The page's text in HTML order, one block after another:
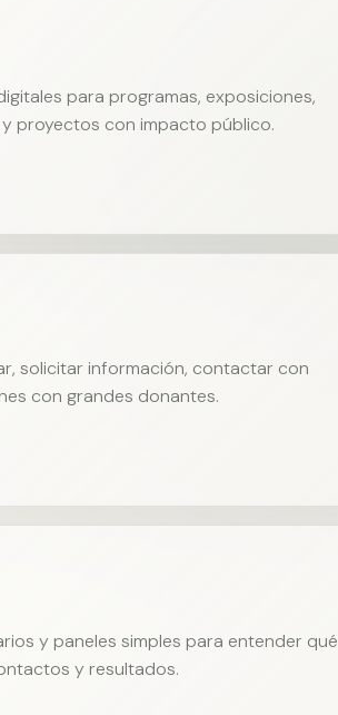
para programas, exposiciones,
proyectos con impacto público.
solicitar información, contactar con
con grandes donantes.
y paneles simples para entender qué
y resultados.